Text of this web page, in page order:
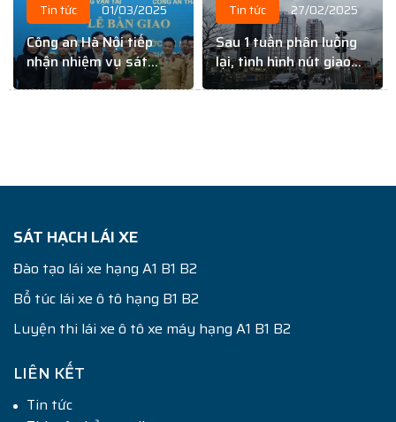
Tin tức 01/03/2025
Công an Hà Nội tiếp
nhận nhiệm vụ sát
hạch GPLX
Tin tức 27/02/2025
Sau 1 tuần phân luồng
lại, tình hình nút giao
Giải Phóng – Kim Đồng
SÁT HẠCH LÁI XE
Đào tạo lái xe hạng A1 B1 B2
Bổ túc lái xe ô tô hạng B1 B2
Luyện thi lái xe ô tô xe máy hạng A1 B1 B2
LIÊN KẾT
Tin tức